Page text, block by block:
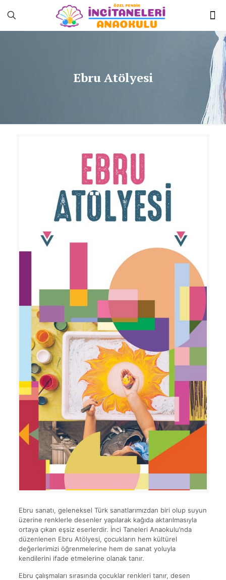
Ebru Atölyesi
Ebru sanatı, geleneksel Türk sanatlarımızdan biri olup suyun
üzerine renklerle desenler yapılarak kağıda aktarılmasıyla
ortaya çıkan eşsiz eserlerdir. İnci Taneleri Anaokulu’nda
düzenlenen Ebru Atölyesi, çocukların hem kültürel
değerlerimizi öğrenmelerine hem de sanat yoluyla
kendilerini ifade etmelerine olanak tanır.
Ebru çalışmaları sırasında çocuklar renkleri tanır, desen